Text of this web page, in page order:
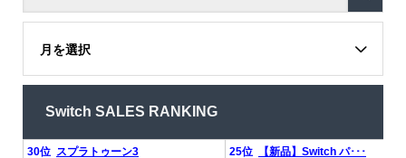
月を選択
Switch SALES RANKING